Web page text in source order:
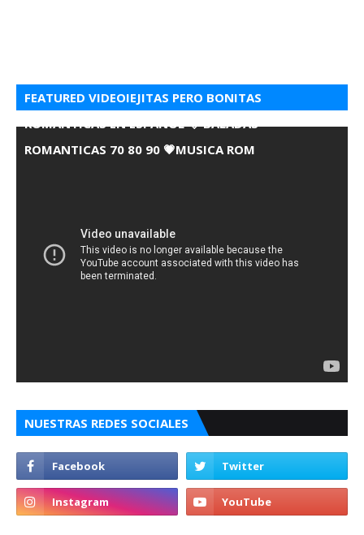
FEATURED VIDEOIEJITAS PERO BONITAS
ROMANTICAS EN ESPANOL 💘 BALADAS
ROMANTICAS 70 80 90 💗MUSICA ROM
NUESTRAS REDES SOCIALES